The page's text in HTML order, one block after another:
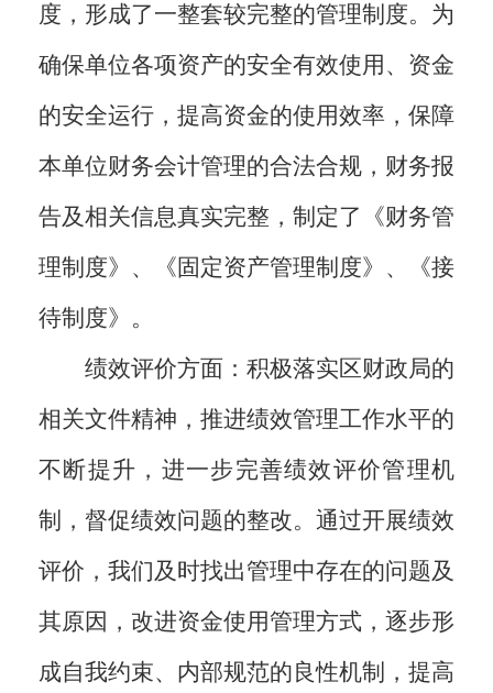
度，形成了一整套较完整的管理制度。为
确保单位各项资产的安全有效使用、资金
的安全运行，提高资金的使用效率，保障
本单位财务会计管理的合法合规，财务报
告及相关信息真实完整，制定了《财务管
理制度》、《固定资产管理制度》、《接
待制度》。
绩效评价方面：积极落实区财政局的
相关文件精神，推进绩效管理工作水平的
不断提升，进一步完善绩效评价管理机
制，督促绩效问题的整改。通过开展绩效
评价，我们及时找出管理中存在的问题及
其原因，改进资金使用管理方式，逐步形
成自我约束、内部规范的良性机制，提高